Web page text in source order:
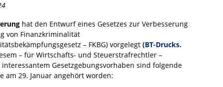
hat den Entwurf eines Gesetzes zur Verbesserung
von Finanzkriminalität
– FKBG) vorgelegt (BT-Drucks.
– für Wirtschafts- und Steuerstrafrechtler –
Gesetzgebungsvorhaben sind folgende
am 29. Januar angehört worden: